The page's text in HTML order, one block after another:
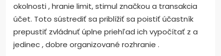
okolnosti , hranie limit, stimul značkou a transakcia
účet. Toto sústrediť sa priblížiť sa poistiť účastník
prepustiť zvládnuť úplne priehľad ich vypočítať z a
jedinec , dobre organizované rozhranie .